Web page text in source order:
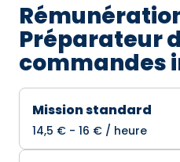
Préparateur
commandes
Mission standard
14,5 € - 16 € / heure